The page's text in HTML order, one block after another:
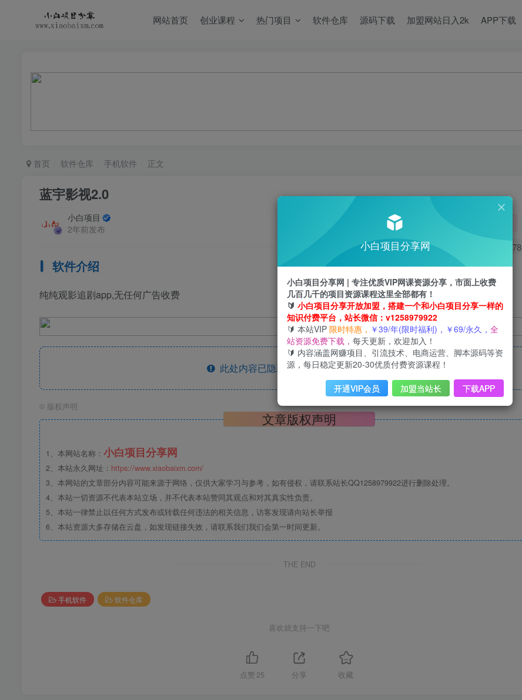
网站首页 创业课程 热门项目 软件仓库 源码下载 加盟网站日入2k APP下载
首页 软件仓库 手机软件 正文
蓝宇影视2.0
小白项目
2年前发布
278
软件介绍
纯纯观影追剧app,无任何广告收费
此处内容已隐藏，请评论后刷新页面查看.
© 版权声明
文章版权声明
1、本网站名称： 小白项目分享网
2、本站永久网址： https://www.xiaobaixm.com/
3、本网站的文章部分内容可能来源于网络，仅供大家学习与参考，如有侵权，请联系站长QQ1258979922进行删除处理。
4、本站一切资源不代表本站立场，并不代表本站赞同其观点和对其真实性负责。
5、本站一律禁止以任何方式发布或转载任何违法的相关信息，访客发现请向站长举报
6、本站资源大多存储在云盘，如发现链接失效，请联系我们我们会第一时间更新。
THE END
手机软件 软件仓库
喜欢就支持一下吧
点赞 25 分享 收藏
小白项目分享网
小白项目分享网 | 专注优质VIP网课资源分享，市面上收费
几百几千的项目资源课程这里全部都有！
🔰 小白项目分享开放加盟，搭建一个和小白项目分享一样的
知识付费平台，站长微信：v1258979922
🔰 本站VIP 限时特惠， ￥39/年(限时福利)，￥69/永久， 全
站资源免费下载， 每天更新，欢迎加入！
🔰 内容涵盖网赚项目、引流技术、电商运营、脚本源码等资
源，每日稳定更新20-30优质付费资源课程！
开通VIP会员 加盟当站长 下载APP